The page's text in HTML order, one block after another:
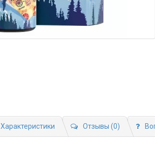
Характеристики Отзывы (0)